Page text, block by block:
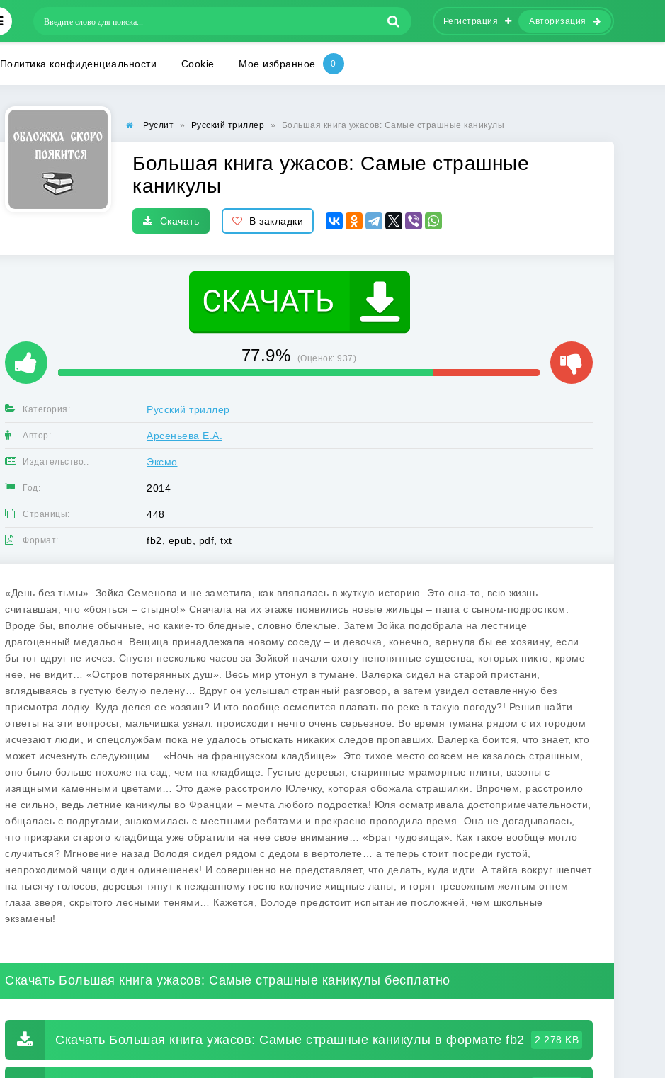
Регистрация Авторизация
Политика конфиденциальности Cookie Мое избранное
Руслит » Русский триллер » Большая книга ужасов: Самые страшные каникулы
Большая книга ужасов: Самые страшные
каникулы
Скачать В закладки
77.9% (Оценок:937)
Категория: Русский триллер
Автор: Арсеньева Е.А.
Издательство:: Эксмо
Год: 2014
Страницы: 448
Формат: fb2, epub, pdf, txt
«День без тьмы». Зойка Семенова и не заметила, как вляпалась в жуткую историю. Это она-то, всю жизнь
считавшая, что «бояться – стыдно!» Сначала на их этаже появились новые жильцы – папа с сыном-подростком.
Вроде бы, вполне обычные, но какие-то бледные, словно блеклые. Затем Зойка подобрала на лестнице
драгоценный медальон. Вещица принадлежала новому соседу – и девочка, конечно, вернула бы ее хозяину, если
бы тот вдруг не исчез. Спустя несколько часов за Зойкой начали охоту непонятные существа, которых никто, кроме
нее, не видит… «Остров потерянных душ». Весь мир утонул в тумане. Валерка сидел на старой пристани,
вглядываясь в густую белую пелену… Вдруг он услышал странный разговор, а затем увидел оставленную без
присмотра лодку. Куда делся ее хозяин? И кто вообще осмелится плавать по реке в такую погоду?! Решив найти
ответы на эти вопросы, мальчишка узнал: происходит нечто очень серьезное. Во время тумана рядом с их городом
исчезают люди, и спецслужбам пока не удалось отыскать никаких следов пропавших. Валерка боится, что знает, кто
может исчезнуть следующим… «Ночь на французском кладбище». Это тихое место совсем не казалось страшным,
оно было больше похоже на сад, чем на кладбище. Густые деревья, старинные мраморные плиты, вазоны с
изящными каменными цветами… Это даже расстроило Юлечку, которая обожала страшилки. Впрочем, расстроило
не сильно, ведь летние каникулы во Франции – мечта любого подростка! Юля осматривала достопримечательности,
общалась с подругами, знакомилась с местными ребятами и прекрасно проводила время. Она не догадывалась,
что призраки старого кладбища уже обратили на нее свое внимание… «Брат чудовища». Как такое вообще могло
случиться? Мгновение назад Володя сидел рядом с дедом в вертолете… а теперь стоит посреди густой,
непроходимой чащи один одинешенек! И совершенно не представляет, что делать, куда идти. А тайга вокруг шепчет
на тысячу голосов, деревья тянут к нежданному гостю колючие хищные лапы, и горят тревожным желтым огнем
глаза зверя, скрытого лесными тенями… Кажется, Володе предстоит испытание посложней, чем школьные
экзамены!
Скачать Большая книга ужасов: Самые страшные каникулы бесплатно
Скачать Большая книга ужасов: Самые страшные каникулы в формате fb2 2 278 KB